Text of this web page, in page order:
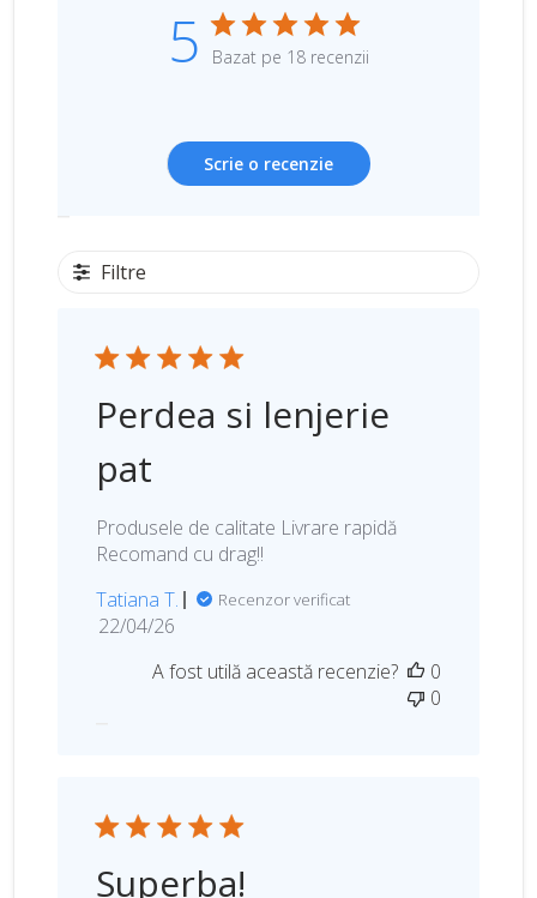
5 Bazat pe 18 recenzii
Scrie o recenzie
Filtre
Perdea si lenjerie
pat
Produsele de calitate Livrare rapidă
Recomand cu drag!!
Tatiana T.
Recenzor verificat
D
l
i
ă
22/04/26
A fost utilă această recenzie?
0
0
Superba!